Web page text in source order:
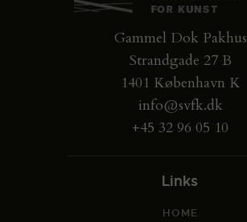
Gammel Dok Pakhus
Strandgade 27 B
1401 København K
info@svfk.dk
+45 32 96 05 10
Links
HOME